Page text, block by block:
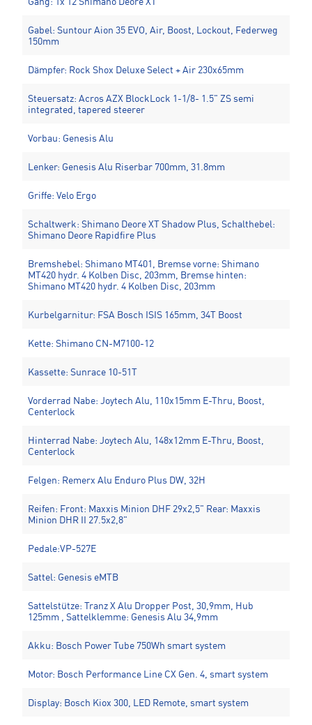
Gabel: Suntour Aion 35 EVO, Air, Boost, Lockout, Federweg
150mm
Dämpfer: Rock Shox Deluxe Select + Air 230x65mm
Steuersatz: Acros AZX BlockLock 1-1/8- 1.5" ZS semi
integrated, tapered steerer
Vorbau: Genesis Alu
Lenker: Genesis Alu Riserbar 700mm, 31.8mm
Griffe: Velo Ergo
Schaltwerk: Shimano Deore XT Shadow Plus, Schalthebel:
Shimano Deore Rapidfire Plus
Bremshebel: Shimano MT401, Bremse vorne: Shimano
MT420 hydr. 4 Kolben Disc, 203mm, Bremse hinten:
Shimano MT420 hydr. 4 Kolben Disc, 203mm
Kurbelgarnitur: FSA Bosch ISIS 165mm, 34T Boost
Kette: Shimano CN-M7100-12
Kassette: Sunrace 10-51T
Vorderrad Nabe: Joytech Alu, 110x15mm E-Thru, Boost,
Centerlock
Hinterrad Nabe: Joytech Alu, 148x12mm E-Thru, Boost,
Centerlock
Felgen: Remerx Alu Enduro Plus DW, 32H
Reifen: Front: Maxxis Minion DHF 29x2,5" Rear: Maxxis
Minion DHR II 27.5x2,8"
Pedale:VP-527E
Sattel: Genesis eMTB
Sattelstütze: Tranz X Alu Dropper Post, 30,9mm, Hub
125mm , Sattelklemme: Genesis Alu 34,9mm
Akku: Bosch Power Tube 750Wh smart system
Motor: Bosch Performance Line CX Gen. 4, smart system
Display: Bosch Kiox 300, LED Remote, smart system